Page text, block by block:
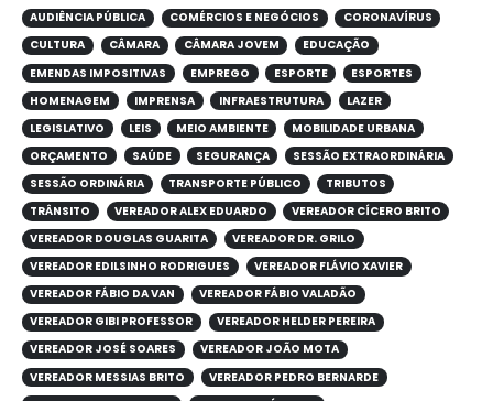
AUDIÊNCIA PÚBLICA
COMÉRCIOS E NEGÓCIOS
CORONAVÍRUS
CULTURA
CÂMARA CÂMARA JOVEM
EDUCAÇÃO
EMENDAS IMPOSITIVAS
EMPREGO ESPORTE
ESPORTES
HOMENAGEM
IMPRENSA INFRAESTRUTURA
LAZER
LEGISLATIVO
LEIS MEIO AMBIENTE
MOBILIDADE URBANA
ORÇAMENTO
SAÚDE SEGURANÇA
SESSÃO EXTRAORDINÁRIA
SESSÃO ORDINÁRIA
TRANSPORTE PÚBLICO
TRIBUTOS
TRÂNSITO
VEREADOR ALEX EDUARDO
VEREADOR CÍCERO BRITO
VEREADOR DOUGLAS GUARITA
VEREADOR DR. GRILO
VEREADOR EDILSINHO RODRIGUES
VEREADOR FLÁVIO XAVIER
VEREADOR FÁBIO DA VAN
VEREADOR FÁBIO VALADÃO
VEREADOR GIBI PROFESSOR
VEREADOR HELDER PEREIRA
VEREADOR JOSÉ SOARES
VEREADOR JOÃO MOTA
VEREADOR MESSIAS BRITO
VEREADOR PEDRO BERNARDE